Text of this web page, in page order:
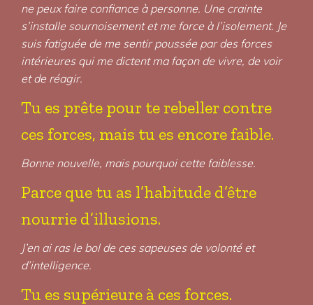
ne peux faire confiance à personne. Une crainte
s’installe sournoisement et me force à l’isolement. Je
suis fatiguée de me sentir poussée par des forces
intérieures qui me dictent ma façon de vivre, de voir
et de réagir.
Tu es prête pour te rebeller contre
ces forces, mais tu es encore faible.
Bonne nouvelle, mais pourquoi cette faiblesse.
Parce que tu as l’habitude d’être
nourrie d’illusions.
J’en ai ras le bol de ces sapeuses de volonté et
d’intelligence.
Tu es supérieure à ces forces.